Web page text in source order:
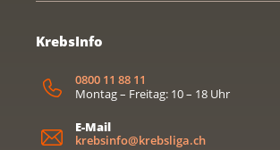
KrebsInfo
0800 11 88 11
Montag – Freitag: 10 – 18 Uhr
E-Mail
krebsinfo@krebsliga.ch